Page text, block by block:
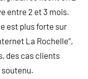
entre 2 et 3 mois.
est plus forte sur
La Rochelle”,
des cas clients
soutenu.